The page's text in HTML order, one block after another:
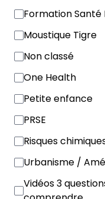
Formation
Moustique Tigre
Non classé
One Health
Petite enfance
PRSE
Risques
Urbanisme /
Vidéos 3